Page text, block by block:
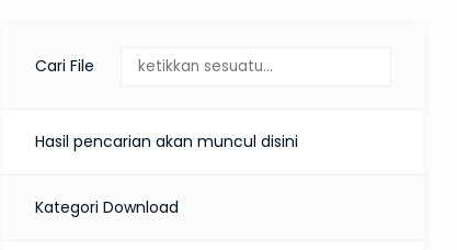
Cari File
Hasil pencarian akan muncul disini
Kategori Download